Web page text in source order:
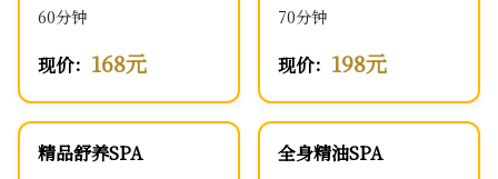
60分钟
现价： 168元
70分钟
现价： 198元
精品舒养SPA 全身精油SPA